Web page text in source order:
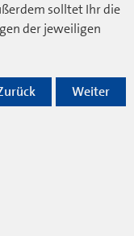
solltet Ihr die
der jeweiligen
Weiter